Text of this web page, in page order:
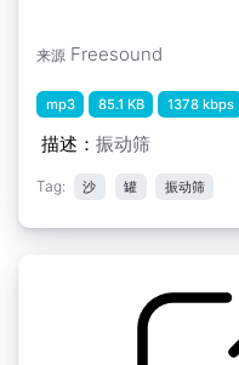
来源 Freesound
mp3 85.1 KB 1378 kbps
描述： 振动筛
Tag: 沙 罐 振动筛